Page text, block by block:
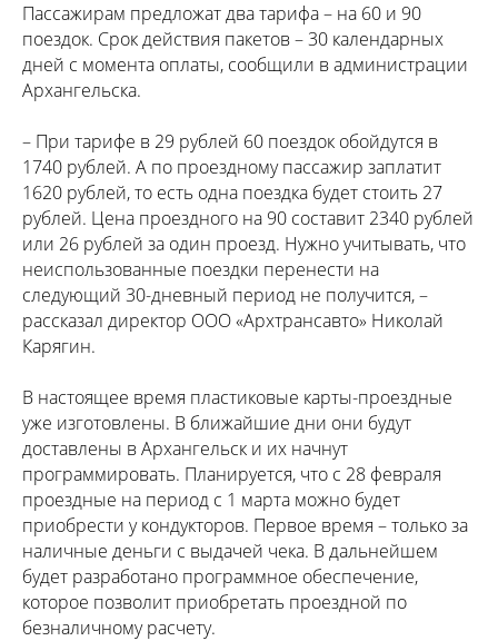
Пассажирам предложат два тарифа – на 60 и 90
поездок. Срок действия пакетов – 30 календарных
дней с момента оплаты, сообщили в администрации
Архангельска.
– При тарифе в 29 рублей 60 поездок обойдутся в
1740 рублей. А по проездному пассажир заплатит
1620 рублей, то есть одна поездка будет стоить 27
рублей. Цена проездного на 90 составит 2340 рублей
или 26 рублей за один проезд. Нужно учитывать, что
неиспользованные поездки перенести на
следующий 30-дневный период не получится, –
рассказал директор ООО «Архтрансавто» Николай
Карягин.
В настоящее время пластиковые карты-проездные
уже изготовлены. В ближайшие дни они будут
доставлены в Архангельск и их начнут
программировать. Планируется, что с 28 февраля
проездные на период с 1 марта можно будет
приобрести у кондукторов. Первое время – только за
наличные деньги с выдачей чека. В дальнейшем
будет разработано программное обеспечение,
которое позволит приобретать проездной по
безналичному расчету.